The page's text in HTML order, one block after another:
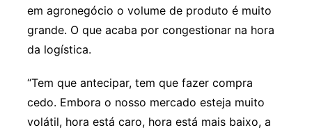
em agronegócio o volume de produto é muito
grande. O que acaba por congestionar na hora
da logística.
“Tem que antecipar, tem que fazer compra
cedo. Embora o nosso mercado esteja muito
volátil, hora está caro, hora está mais baixo, a